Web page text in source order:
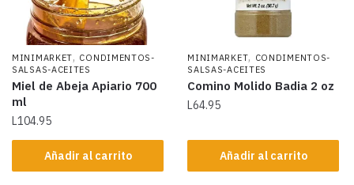
MINIMARKET, CONDIMENTOS-
SALSAS-ACEITES
Miel de Abeja Apiario 700
ml
L104.95
Añadir al carrito
MINIMARKET, CONDIMENTOS-
SALSAS-ACEITES
Comino Molido Badia 2 oz
L64.95
Añadir al carrito